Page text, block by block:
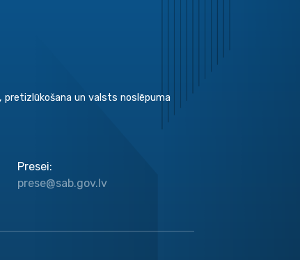
un valsts noslēpuma
Presei:
prese@sab.gov.lv